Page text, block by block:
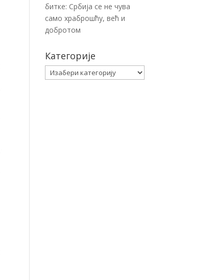
битке: Србија се не чува
само храброшћу, већ и
добротом
Категорије
Категорије